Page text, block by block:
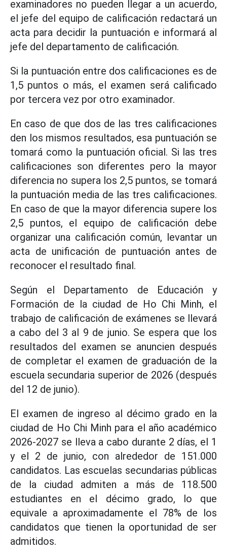
examinadores no pueden llegar a un acuerdo,
el jefe del equipo de calificación redactará un
acta para decidir la puntuación e informará al
jefe del departamento de calificación.
Si la puntuación entre dos calificaciones es de
1,5 puntos o más, el examen será calificado
por tercera vez por otro examinador.
En caso de que dos de las tres calificaciones
den los mismos resultados, esa puntuación se
tomará como la puntuación oficial. Si las tres
calificaciones son diferentes pero la mayor
diferencia no supera los 2,5 puntos, se tomará
la puntuación media de las tres calificaciones.
En caso de que la mayor diferencia supere los
2,5 puntos, el equipo de calificación debe
organizar una calificación común, levantar un
acta de unificación de puntuación antes de
reconocer el resultado final.
Según el Departamento de Educación y
Formación de la ciudad de Ho Chi Minh, el
trabajo de calificación de exámenes se llevará
a cabo del 3 al 9 de junio. Se espera que los
resultados del examen se anuncien después
de completar el examen de graduación de la
escuela secundaria superior de 2026 (después
del 12 de junio).
El examen de ingreso al décimo grado en la
ciudad de Ho Chi Minh para el año académico
2026-2027 se lleva a cabo durante 2 días, el 1
y el 2 de junio, con alrededor de 151.000
candidatos. Las escuelas secundarias públicas
de la ciudad admiten a más de 118.500
estudiantes en el décimo grado, lo que
equivale a aproximadamente el 78% de los
candidatos que tienen la oportunidad de ser
admitidos.